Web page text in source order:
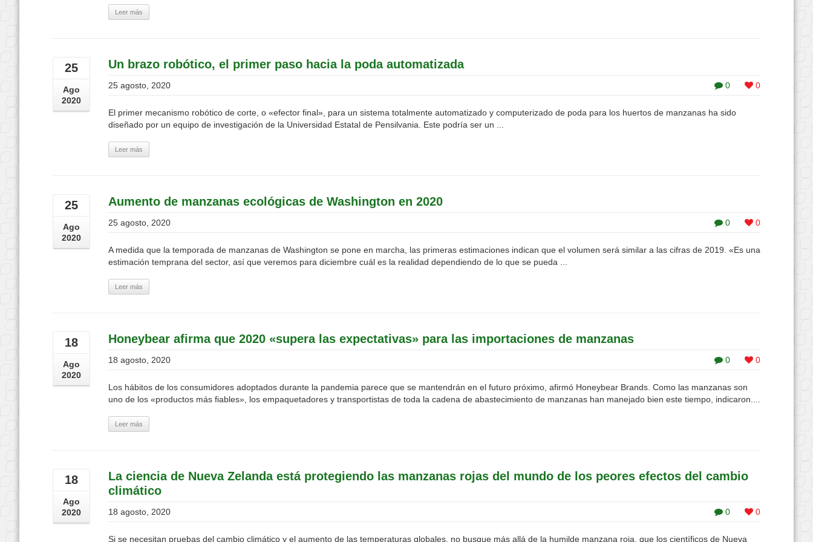
Leer más
25
Ago
2020
Un brazo robótico, el primer paso hacia la poda automatizada
0 0
25 agosto, 2020
El primer mecanismo robótico de corte, o «efector final», para un sistema totalmente automatizado y computerizado de poda para los huertos de manzanas ha sido
diseñado por un equipo de investigación de la Universidad Estatal de Pensilvania. Este podría ser un ...
Leer más
25
Ago
2020
Aumento de manzanas ecológicas de Washington en 2020
0 0
25 agosto, 2020
A medida que la temporada de manzanas de Washington se pone en marcha, las primeras estimaciones indican que el volumen será similar a las cifras de 2019. «Es una
estimación temprana del sector, así que veremos para diciembre cuál es la realidad dependiendo de lo que se pueda ...
Leer más
18
Ago
2020
Honeybear afirma que 2020 «supera las expectativas» para las importaciones de manzanas
0 0
18 agosto, 2020
Los hábitos de los consumidores adoptados durante la pandemia parece que se mantendrán en el futuro próximo, afirmó Honeybear Brands. Como las manzanas son
uno de los «productos más fiables», los empaquetadores y transportistas de toda la cadena de abastecimiento de manzanas han manejado bien este tiempo, indicaron....
Leer más
18
Ago
2020
La ciencia de Nueva Zelanda está protegiendo las manzanas rojas del mundo de los peores efectos del cambio
climático
0 0
18 agosto, 2020
Si se necesitan pruebas del cambio climático y el aumento de las temperaturas globales, no busque más allá de la humilde manzana roja, que los científicos de Nueva